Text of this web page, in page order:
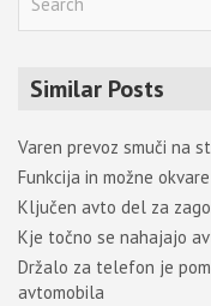
Similar Posts
Varen prevoz smuči na
Funkcija in možne
Ključen avto del za
Kje točno se nahajajo
Držalo za telefon je
avtomobila